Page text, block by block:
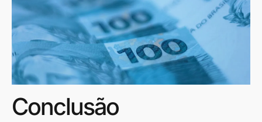
Conclusão